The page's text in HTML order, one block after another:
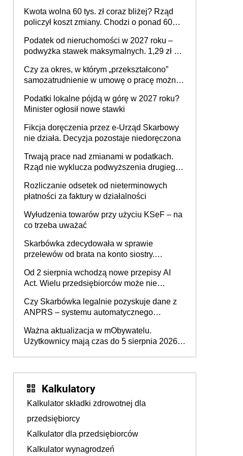
Kwota wolna 60 tys. zł coraz bliżej? Rząd
policzył koszt zmiany. Chodzi o ponad 60
Podatek od nieruchomości w 2027 roku –
podwyżka stawek maksymalnych. 1,29 zł za
budynków i lokali związanych z
prowadzeniem działalności gospodarczej
Czy za okres, w którym „przekształcono”
samozatrudnienie w umowę o pracę można
umowy cywilnoprawnej jedynym
racjonalnym wyjściem
Podatki lokalne pójdą w górę w 2027 roku?
Minister ogłosił nowe stawki
Fikcja doręczenia przez e-Urząd Skarbowy
nie działa. Decyzja pozostaje niedoręczona
Trwają prace nad zmianami w podatkach.
Rząd nie wyklucza podwyższenia drugiego
Rozliczanie odsetek od nieterminowych
płatności za faktury w działalności
Wyłudzenia towarów przy użyciu KSeF – na
co trzeba uważać
Skarbówka zdecydowała w sprawie
przelewów od brata na konto siostry.
darowizna, ale podatku jednak nie będzie
Od 2 sierpnia wchodzą nowe przepisy AI
Act. Wielu przedsiębiorców może nie
Czy Skarbówka legalnie pozyskuje dane z
ANPRS – systemu automatycznego
pojazdów z kamer drogowych?
Ważna aktualizacja w mObywatelu.
Użytkownicy mają czas do 5 sierpnia 2026
Kalkulatory
Kalkulator składki zdrowotnej dla
przedsiębiorcy
Kalkulator dla przedsiębiorców
Kalkulator wynagrodzeń